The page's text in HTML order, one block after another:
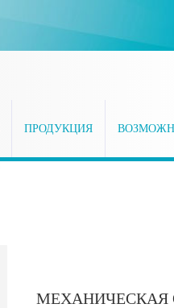
ПРОДУКЦИЯ
МЕХАНИЧЕСКАЯ